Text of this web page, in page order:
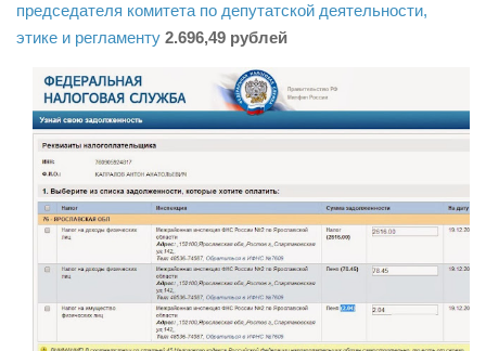
председателя комитета по депутатской деятельности,
этике и регламенту 2.696,49 рублей